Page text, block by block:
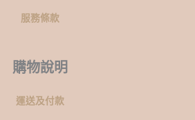
服務條款
購物說明
運送及付款